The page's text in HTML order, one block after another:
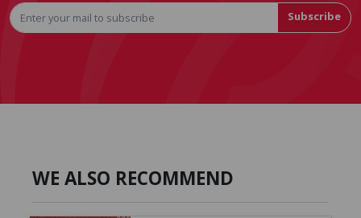
Subscribe
WE ALSO RECOMMEND